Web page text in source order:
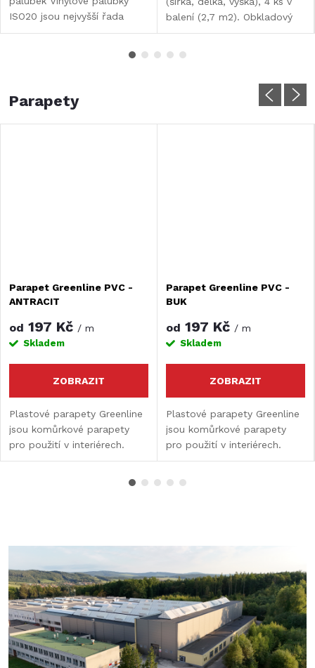
ISO20 jsou nejvyšší řada
našich palubek. Kompozitní
pevnost a tvrdost. Palubka
balení (2,7 m2). Obkladový
PVC panel LOME je možné
Parapety
Parapet Greenline PVC -
ANTRACIT
od 197 Kč / m
Skladem
ZOBRAZIT
Plastové parapety Greenline
jsou komůrkové parapety
pro použití v interiérech.
Parapet Greenline PVC -
BUK
od 197 Kč / m
Skladem
ZOBRAZIT
Plastové parapety Greenline
jsou komůrkové parapety
pro použití v interiérech.